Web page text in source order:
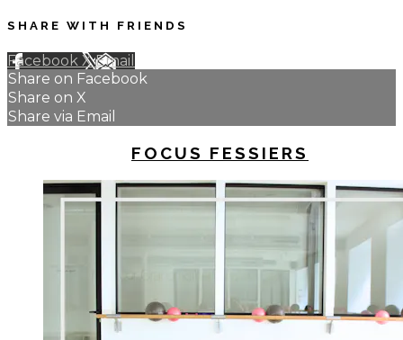
SHARE WITH FRIENDS
Facebook XEmail
Share on Facebook
Share on X
Share via Email
FOCUS FESSIERS